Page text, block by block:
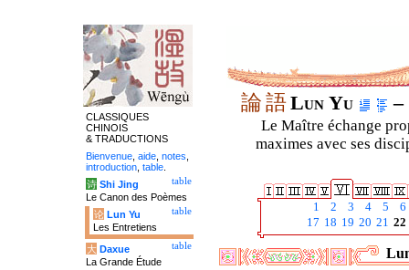
論語Lun Yu –
Le Maître échange
maximes avec ses
1 2 3 4 5
6
17 18 19 20 21 22
CLASSIQUES
CHINOIS
& TRADUCTIONS
Bienvenue aide notes
introduction table
table
诗 Shi Jing
Le Canon des Poèmes
table
论 Lun Yu
Les Entretiens
table
大 Daxue
La Grande Étude